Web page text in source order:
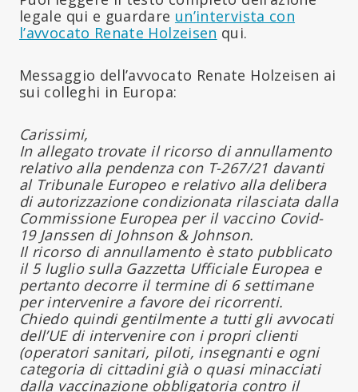
legale qui e guardare un’intervista con
l’avvocato Renate Holzeisen qui.
Messaggio dell’avvocato Renate Holzeisen ai
sui colleghi in Europa:
Carissimi,
In allegato trovate il ricorso di annullamento
relativo alla pendenza con T-267/21 davanti
al Tribunale Europeo e relativo alla delibera
di autorizzazione condizionata rilasciata dalla
Commissione Europea per il vaccino Covid-
19 Janssen di Johnson & Johnson.
Il ricorso di annullamento è stato pubblicato
il 5 luglio sulla Gazzetta Ufficiale Europea e
pertanto decorre il termine di 6 settimane
per intervenire a favore dei ricorrenti.
Chiedo quindi gentilmente a tutti gli avvocati
dell’UE di intervenire con i propri clienti
(operatori sanitari, piloti, insegnanti e ogni
categoria di cittadini già o quasi minacciati
dalla vaccinazione obbligatoria contro il